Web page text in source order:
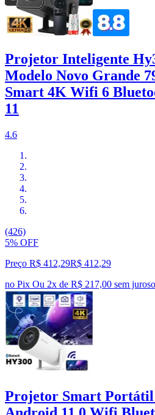
Projetor Inteligente
Modelo Novo Grande
Smart 4K Wifi 6
11
4.6
(426)
5% OFF
Preço R$ 412,29R$ 412,29
no Pix Ou 2x de R$ 217,00 sem juros
Projetor Smart